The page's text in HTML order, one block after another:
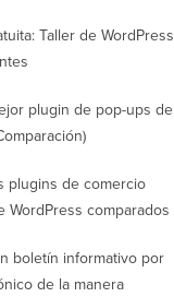
Taller de WordPress
plugin de pop-ups de
plugins de comercio
WordPress comparados
boletín informativo por
de la manera